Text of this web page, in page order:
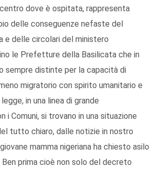
dove è ospitata, rappresenta
delle conseguenze nefaste del
e delle circolari del ministero
le Prefetture della Basilicata che in
sempre distinte per la capacità di
migratorio con spirito umanitario e
in una linea di grande
i Comuni, si trovano in una situazione
tutto chiaro, dalle notizie in nostro
mamma nigeriana ha chiesto asilo
prima cioè non solo del decreto